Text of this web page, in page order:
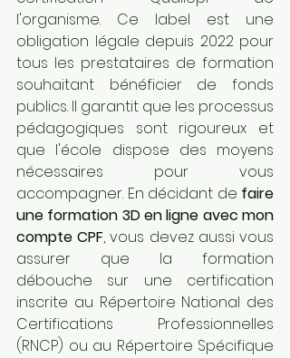
l'organisme. Ce label est une
obligation légale depuis 2022 pour
tous les prestataires de formation
souhaitant bénéficier de fonds
publics. Il garantit que les processus
pédagogiques sont rigoureux et
que l'école dispose des moyens
nécessaires pour vous
accompagner. En décidant de faire
une formation 3D en ligne avec mon
compte CPF, vous devez aussi vous
assurer que la formation
débouche sur une certification
inscrite au Répertoire National des
Certifications Professionnelles
(RNCP) ou au Répertoire Spécifique